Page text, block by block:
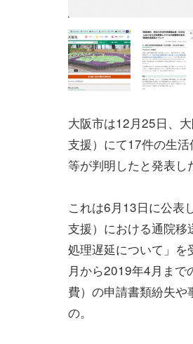
大阪市は12月25日、
支援）にて17件の生
等が判明したと発表し
これは6月13日に公表
支援）における通院移
処理遅延について」を
月から2019年4月まで
費）の申請書類紛失
の。